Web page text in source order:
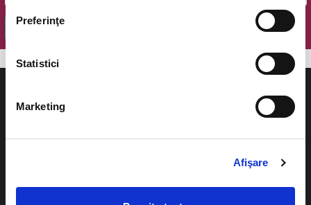
Preferinţe
Statistici
Marketing
Afişare
OK
Cum comand bilete?